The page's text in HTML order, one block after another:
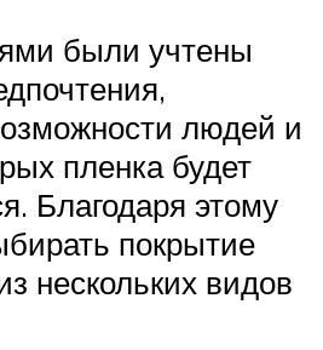
были учтены
людей и
пленка будет
Благодаря этому
покрытие
нескольких видов